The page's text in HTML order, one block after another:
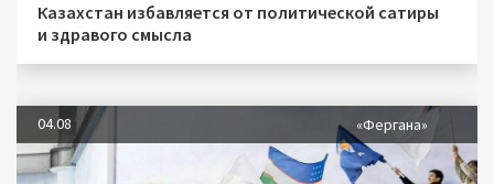
Казахстан избавляется от политической сатиры
и здравого смысла
04.08 «Фергана»